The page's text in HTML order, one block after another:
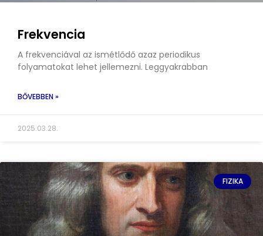
Frekvencia
A frekvenciával az ismétlődő azaz periodikus
folyamatokat lehet jellemezni. Leggyakrabban
BŐVEBBEN »
2025.03.28.
FIZIKA